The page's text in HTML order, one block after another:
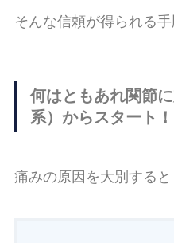
そんな信頼が得られる手
何はともあれ関節
系）からスタート！
痛みの原因を大別すると